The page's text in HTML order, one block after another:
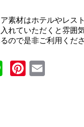
素材はホテルやレス
入れていただくと雰囲
ので是非ご利用くださ
LinePinterest